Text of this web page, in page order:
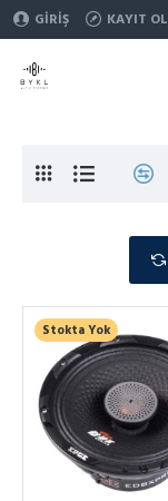
GIRIŞ KAYIT OL
Stokta Yok